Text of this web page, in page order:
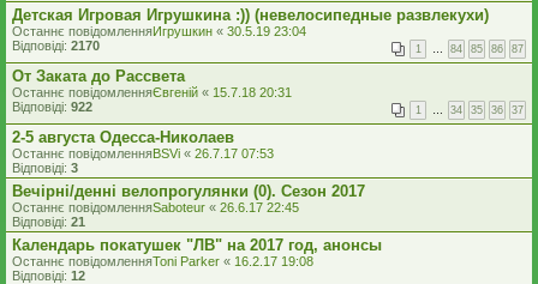
Детская Игровая Игрушкина :)) (невелосипедные развлекухи)
Останнє повідомленняИгрушкин « 30.5.19 23:04
Відповіді: 2170 1 … 84 85 86 87
От Заката до Рассвета
Останнє повідомленняЄвгеній « 15.7.18 20:31
Відповіді: 922 1 … 34 35 36 37
2-5 августа Одесса-Николаев
Останнє повідомленняBSVi « 26.7.17 07:53
Відповіді: 3
Вечірні/денні велопрогулянки (0). Сезон 2017
Останнє повідомленняSaboteur « 26.6.17 22:45
Відповіді: 21
Календарь покатушек "ЛВ" на 2017 год, анонсы
Останнє повідомленняToni Parker « 16.2.17 19:08
Відповіді: 12